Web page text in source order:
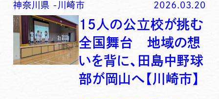
神奈川県 - 川崎市 2026.03.20
15人の公立校が挑む
全国舞台 地域の想
いを背に、田島中野球
部が岡山へ【川崎市】